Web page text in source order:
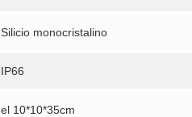
Silicio monocristalino
IP66
el 10*10*35cm